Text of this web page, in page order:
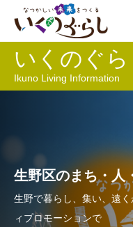
いくのぐら
Ikuno Living Information
生野区のまち・人
生野で暮らし、集い、遠
ィプロモーションで